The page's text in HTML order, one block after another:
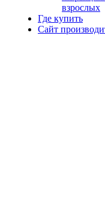
взрослых
Где купить
Сайт